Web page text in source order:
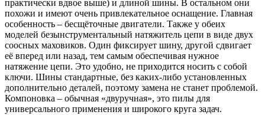
практически вдвое выше) и длиной шины. В остальном они
похожи и имеют очень привлекательное оснащение. Главная
особенность – бесщёточные двигатели. Также у обеих
моделей безынструментальный натяжитель цепи в виде двух
соосных маховиков. Один фиксирует шину, другой сдвигает
её вперед или назад, тем самым обеспечивая нужное
натяжение цепи. Это удобно, не приходится носить с собой
ключи. Шины стандартные, без каких-либо установленных
дополнительно деталей, поэтому замена не станет проблемой.
Компоновка – обычная «двуручная», это пилы для
универсального применения и широкого круга задач.